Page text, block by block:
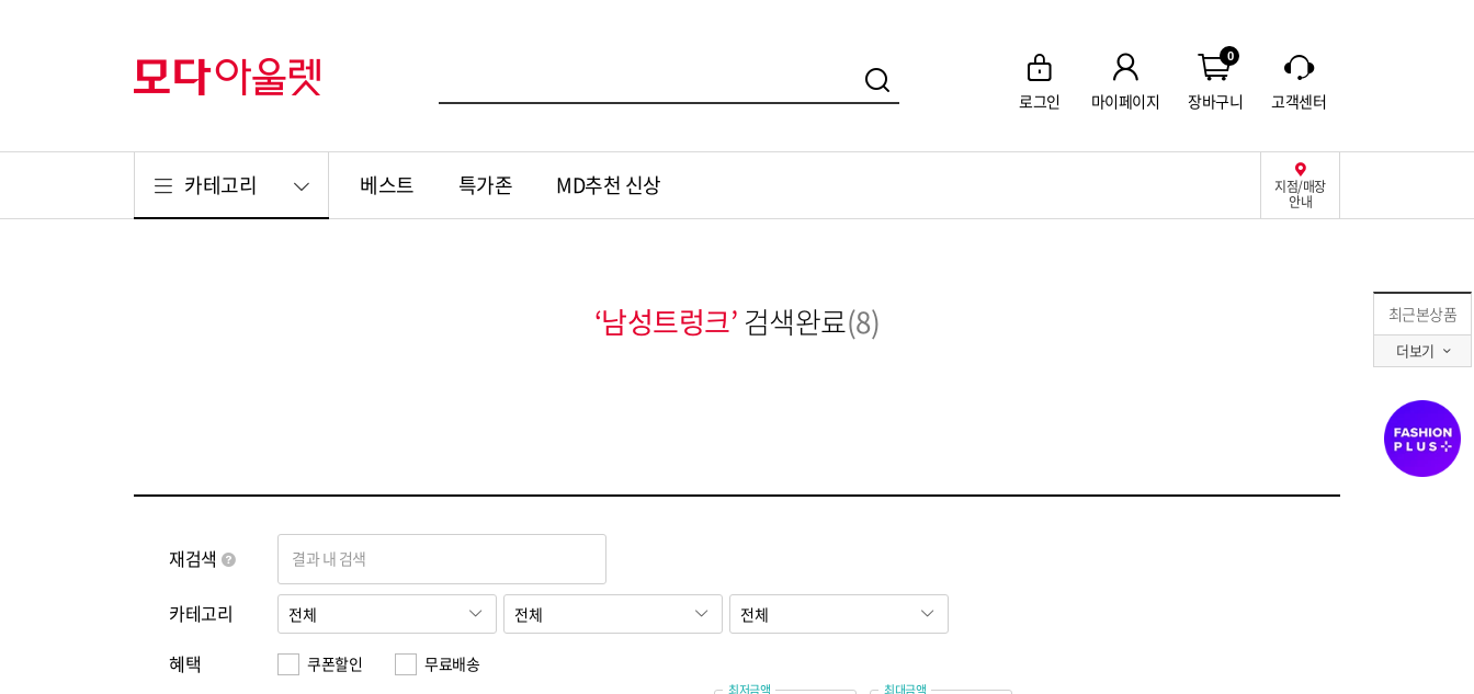
로그인 마이페이지
0
장바구니 고객센터
카테고리 지점/매장
안내
베스트 특가존 MD추천 신상
최근본상품
더보기
‘남성트렁크’ 검색완료(8)
재검색 결과 내 검색
카테고리
혜택
쿠폰할인 무료배송
최저금액 최대금액